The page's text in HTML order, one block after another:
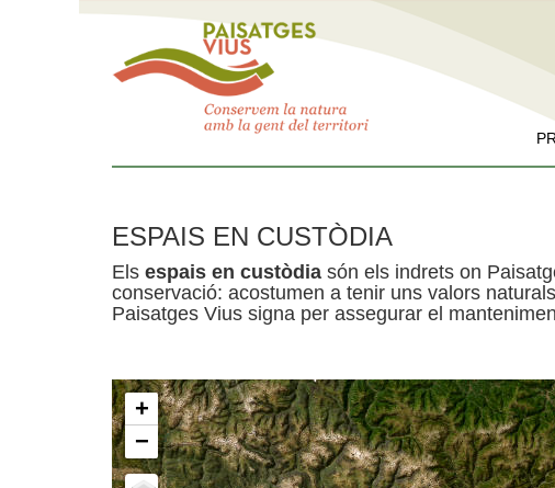
ESPAIS EN CUSTÒDIA
Els espais en custòdia són els indrets on
conservació: acostumen a tenir uns valors
Paisatges Vius signa per assegurar el
+
−